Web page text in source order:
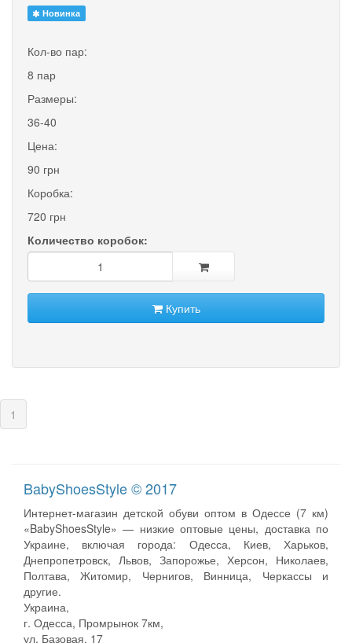
Новинка
Кол-во пар:
8 пар
Размеры:
36-40
Цена:
90 грн
Коробка:
720 грн
Количество коробок:
Купить
1
BabyShoesStyle © 2017
Интернет-магазин детской обуви оптом в Одессе (7 км)
«BabyShoesStyle» — низкие оптовые цены, доставка по
Украине, включая города: Одесса, Киев, Харьков,
Днепропетровск, Львов, Запорожье, Херсон, Николаев,
Полтава, Житомир, Чернигов, Винница, Черкассы и
другие.
Украина,
г. Одесса, Промрынок 7км,
ул. Базовая, 17